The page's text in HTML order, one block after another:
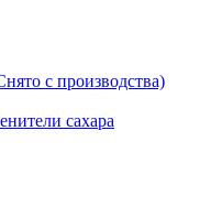
с производства)
сахара